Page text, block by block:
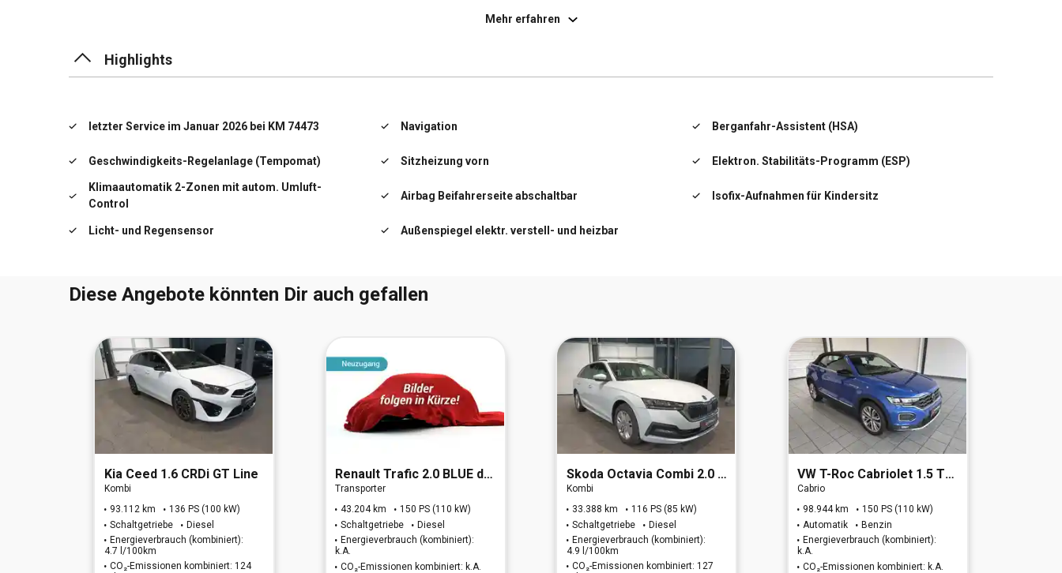
Gepäckraumabdeckung / Rollo
Karosserie: 5-türig
Mehr erfahren
Highlights
letzter Service im Januar 2026 bei KM 74473
Geschwindigkeits-Regelanlage (Tempomat)
Klimaautomatik 2-Zonen mit autom. Umluft-
Control
Licht- und Regensensor
Navigation
Sitzheizung vorn
Airbag Beifahrerseite abschaltbar
Außenspiegel elektr. verstell- und heizbar
Berganfahr-Assistent (HSA)
Elektron. Stabilitäts-Programm (ESP)
Isofix-Aufnahmen für Kindersitz
Diese Angebote könnten Dir auch gefallen
Kia Ceed 1.6 CRDi GT Line
Kombi
93.112 km
136 PS (100 kW)
Schaltgetriebe
Diesel
Energieverbrauch (kombiniert):
4.7 l/100km
CO₂-Emissionen kombiniert: 124
Renault Trafic 2.0 BLUE dCi 150 L1H1 3,0t Komfort (EU6d)
Transporter
43.204 km
150 PS (110 kW)
Schaltgetriebe
Diesel
Energieverbrauch (kombiniert):
k.A.
CO₂-Emissionen kombiniert: k.A.
Skoda Octavia Combi 2.0 TDI Ambition
Kombi
33.388 km
116 PS (85 kW)
Schaltgetriebe
Diesel
Energieverbrauch (kombiniert):
4.9 l/100km
CO₂-Emissionen kombiniert: 127
VW T-Roc Cabriolet 1.5 TSI Active OPF (EURO 6d)
Cabrio
98.944 km
150 PS (110 kW)
Automatik
Benzin
Energieverbrauch (kombiniert):
k.A.
CO₂-Emissionen kombiniert: k.A.